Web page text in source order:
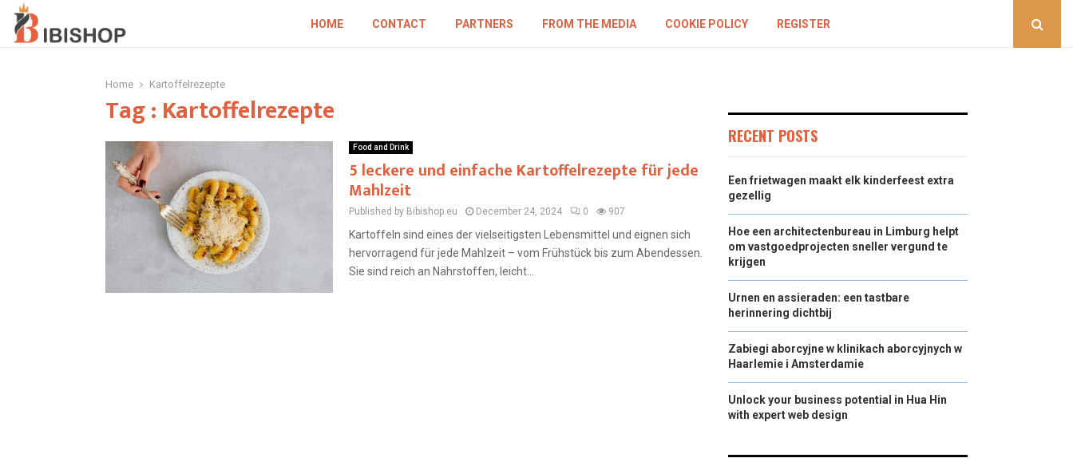
HOME CONTACT PARTNERS FROM THE MEDIA COOKIE POLICY REGISTER
Home Kartoffelrezepte
Tag : Kartoffelrezepte
Food and Drink
5 leckere und einfache Kartoffelrezepte für jede
Mahlzeit
Published by Bibishop.eu December 24, 2024 0 907
Kartoffeln sind eines der vielseitigsten Lebensmittel und eignen sich
hervorragend für jede Mahlzeit – vom Frühstück bis zum Abendessen.
Sie sind reich an Nährstoffen, leicht...
RECENT POSTS
Een frietwagen maakt elk kinderfeest extra
gezellig
Hoe een architectenbureau in Limburg helpt
om vastgoedprojecten sneller vergund te
krijgen
Urnen en assieraden: een tastbare
herinnering dichtbij
Zabiegi aborcyjne w klinikach aborcyjnych w
Haarlemie i Amsterdamie
Unlock your business potential in Hua Hin
with expert web design